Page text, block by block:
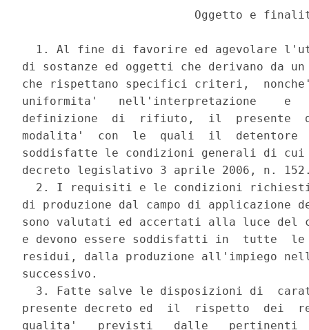
Oggetto e
1. Al fine di favorire ed agevolare
di sostanze ed oggetti che derivano da
che rispettano specifici criteri,
uniformita'   nell'interpretazione    e
definizione  di  rifiuto,  il  presente
modalita'  con  le  quali  il  detentore
soddisfatte le condizioni generali di
decreto legislativo 3 aprile 2006, n.
2. I requisiti e le condizioni
di produzione dal campo di
sono valutati ed accertati alla luce del
e devono essere soddisfatti in  tutte
residui, dalla produzione all'impiego
successivo.
3. Fatte salve le disposizioni di
presente decreto ed  il  rispetto  dei
qualita'   previsti   dalle   pertinenti